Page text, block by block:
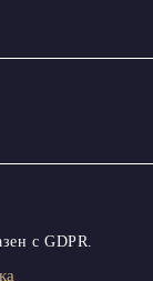
с GDPR.